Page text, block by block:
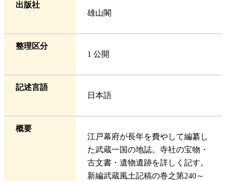
出版社
雄山閣
整理区分
1 公開
記述言語
日本語
概要
江戸幕府が長年を費やして編纂し
た武蔵一国の地誌。寺社の宝物・
古文書・遺物遺跡を詳しく記す。
新編武蔵風土記稿の巻之第240～